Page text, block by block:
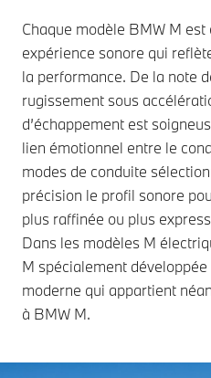
Chaque modèle BMW M
expérience sonore qui
la performance. De la note
rugissement sous
d’échappement est
lien émotionnel entre le
modes de conduite
précision le profil sonore
plus raffinée ou plus
Dans les modèles M
M spécialement
moderne qui appartient
à BMW M.